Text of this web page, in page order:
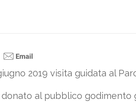
2019 visita guidata al
al pubblico